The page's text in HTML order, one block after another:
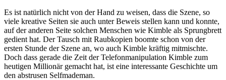
Es ist natürlich nicht von der Hand zu weisen, dass die Szene, so
viele kreative Seiten sie auch unter Beweis stellen kann und konnte,
auf der anderen Seite solchen Menschen wie Kimble als Sprungbrett
gedient hat. Der Tausch mit Raubkopien boomte schon von der
ersten Stunde der Szene an, wo auch Kimble kräftig mitmischte.
Doch dass gerade die Zeit der Telefonmanipulation Kimble zum
heutigen Millionär gemacht hat, ist eine interessante Geschichte um
den abstrusen Selfmademan.